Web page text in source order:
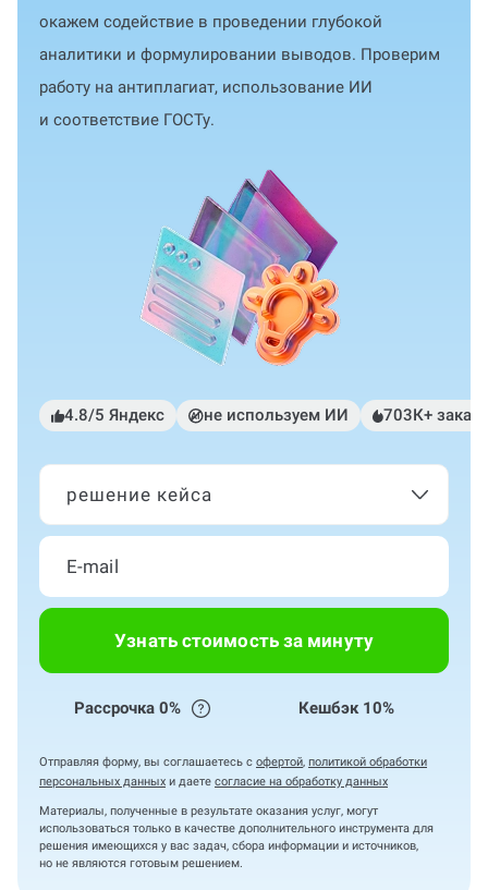
окажем содействие в проведении глубокой
аналитики и формулировании выводов. Проверим
работу на антиплагиат, использование ИИ
и соответствие ГОСТу.
4.8/5 Яндекс не используем ИИ 703К+
решение кейса
Узнать стоимость за минуту
Рассрочка 0% Кешбэк 10%
Отправляя форму, вы соглашаетесь с офертой, политикой обработки
персональных данных и даете согласие на обработку данных
Материалы, полученные в результате оказания услуг, могут
использоваться только в качестве дополнительного инструмента для
решения имеющихся у вас задач, сбора информации и источников,
но не являются готовым решением.